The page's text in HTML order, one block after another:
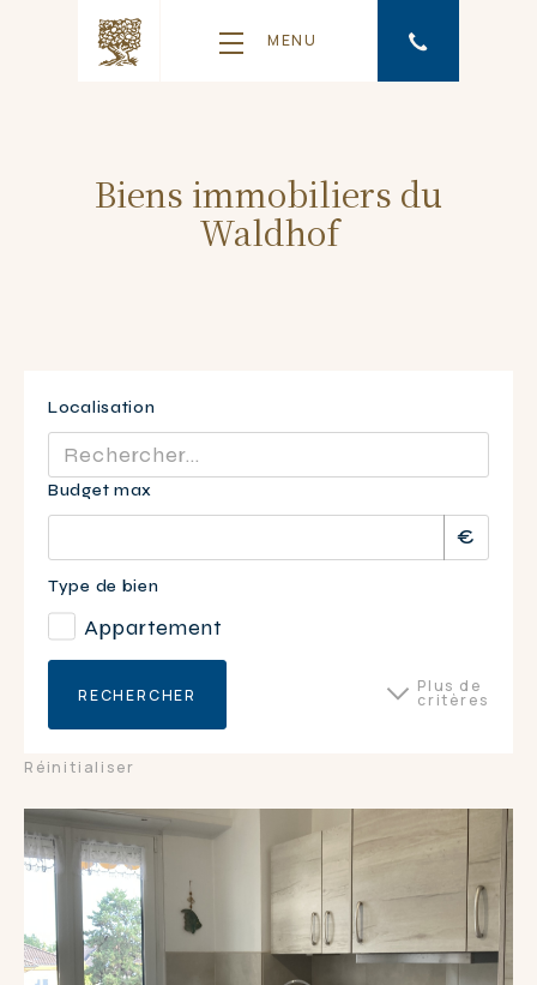
MENU
Biens immobiliers du
Waldhof
Localisation
Plus de
critères
RECHERCHER
Budget max
Type de bien
Appartement
Surface du bien
Nombre de pièces
DPE
Réinitialiser